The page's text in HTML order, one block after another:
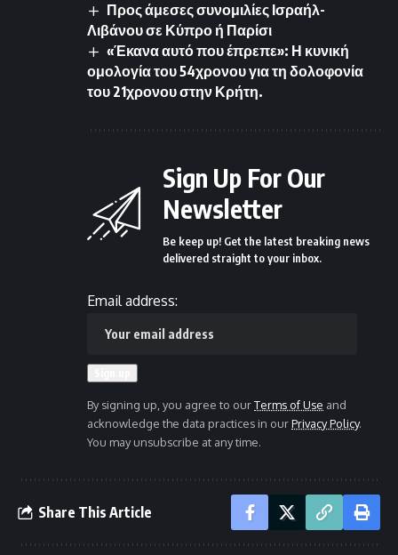
Προς άμεσες συνομιλίες Ισραήλ-
Λιβάνου σε Κύπρο ή Παρίσι
«Έκανα αυτό που έπρεπε»: Η κυνική
ομολογία του 54χρονου για τη δολοφονία
του 21χρονου στην Κρήτη.
Sign Up For Our
Newsletter
Be keep up! Get the latest breaking news
delivered straight to your inbox.
Email address:
By signing up, you agree to ourTerms of Use and
acknowledge the data practices in ourPrivacy Policy.
You may unsubscribe at any time.
Share This Article